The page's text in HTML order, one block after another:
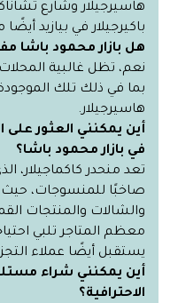
هاسيرجيلار وشارع
باكيرجيلار في بيازيد
هل بازار محمود باشا
نعم، تظل غالبية المحلات
بما في ذلك تلك الموجودة
هاسيرجيلار.
أين يمكنني العثور
في بازار محمود باشا؟
تعد منحدر كاكماجيلار،
صاخبًا للمنسوجات،
والشالات والمنتجات
معظم المتاجر تلبي
يستقبل أيضًا عملاء
أين يمكنني شراء
الاحترافية؟